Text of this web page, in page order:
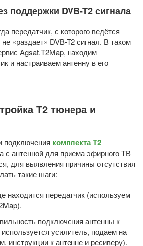
поддержки DVB-T2 сигнала
передатчик, с которого ведётся
«раздает» DVB-T2 сигнал. В таком
Agsat.T2Map, находим
и настраиваем антенну в его
Т2 тюнера и
подключения комплекта Т2
с антенной для приема эфирного ТВ
для выявления причины отсутствия
такие шаги:
находится передатчик (используем
).
подключения антенны к
усилитель, подаем на
инструкции к антенне и ресиверу).